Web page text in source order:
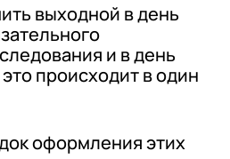
выходной в день
и в день
происходит в один
оформления этих